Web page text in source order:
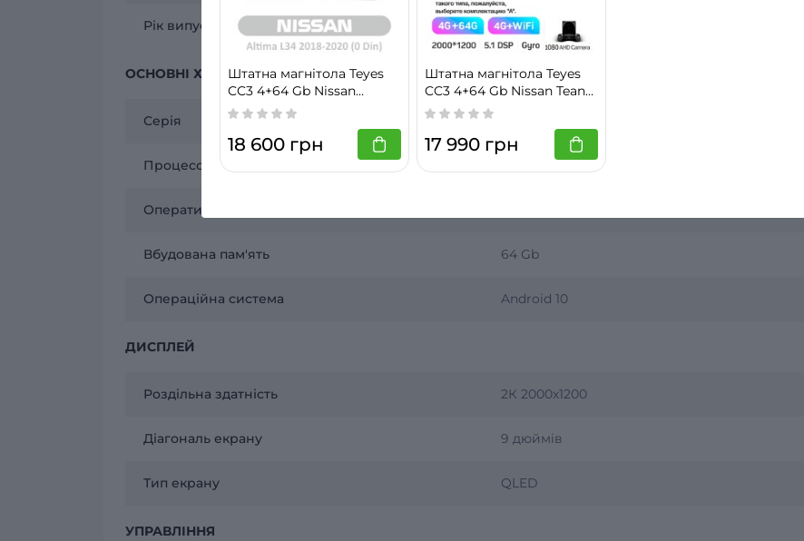
Рік випуску 2004-2010
ОСНОВНІ ХАРАКТЕРИСТИКИ
Серія
Процесор 8-ми ядерний Unisoc
Оперативна пам'ять
Вбудована пам'ять 64 Gb
Операційна система Android 10
ДИСПЛЕЙ
Роздільна здатність 2К 2000х1200
Діагональ екрану 9 дюймів
Тип екрану QLED
УПРАВЛІННЯ
Штатна магнітола Teyes
CC3 4+64 Gb Nissan
Altima L34 (0 Din) 2018-
18 600 грн
Штатна магнітола Teyes
CC3 4+64 Gb Nissan Teana
J32 2008-2013 (A) 10" 2k
17 990 грн